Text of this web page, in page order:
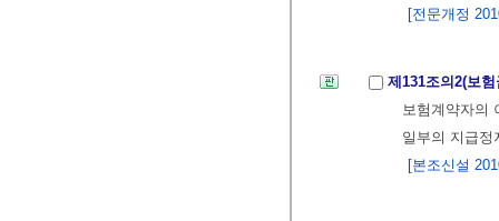
[전문개정
제131조의2(보
보험계약자의
일부의 지급
[본조신설